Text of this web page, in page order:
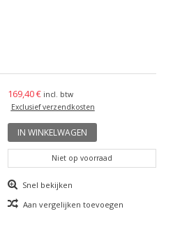
169,40 € incl. btw
Exclusief verzendkosten
IN WINKELWAGEN
Niet op voorraad
Snel bekijken
Aan vergelijken toevoegen